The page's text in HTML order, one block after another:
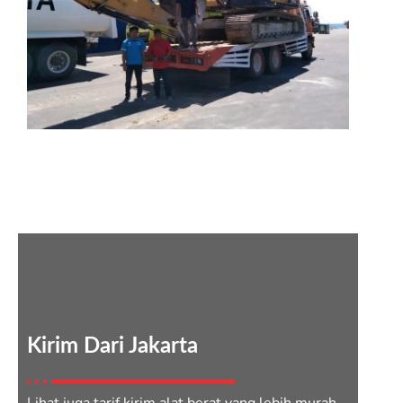
Kirim Dari Jakarta